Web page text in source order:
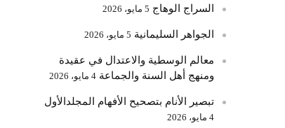
السراج الوهاج 5 مايو، 2026
الجواهر السليمانية 5 مايو، 2026
معالم الوسطية والاعتدال في عقيدة
ومنهج أهل السنة والجماعة 4 مايو، 2026
تبصير الأنام بتصحيح الأفهام المجلدالأول
4 مايو، 2026